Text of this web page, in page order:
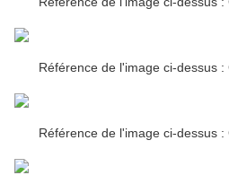
Référence de l'image ci-dessus
Référence de l'image ci-dessus